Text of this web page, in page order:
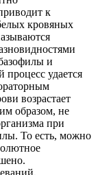
к
кровяных
и
удается
возрастает
образом, не
при
То есть, можно